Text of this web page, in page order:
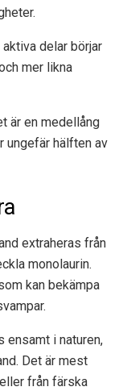
delar börjar
mer likna
är en medellång
ungefär hälften av
extraheras från
monolaurin.
kan bekämpa
ensamt i naturen,
Det är mest
från färska